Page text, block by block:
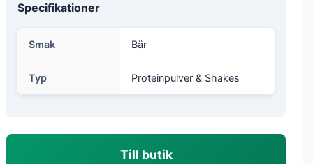
Specifikationer
Smak Bär
Typ Proteinpulver & Shakes
Till butik